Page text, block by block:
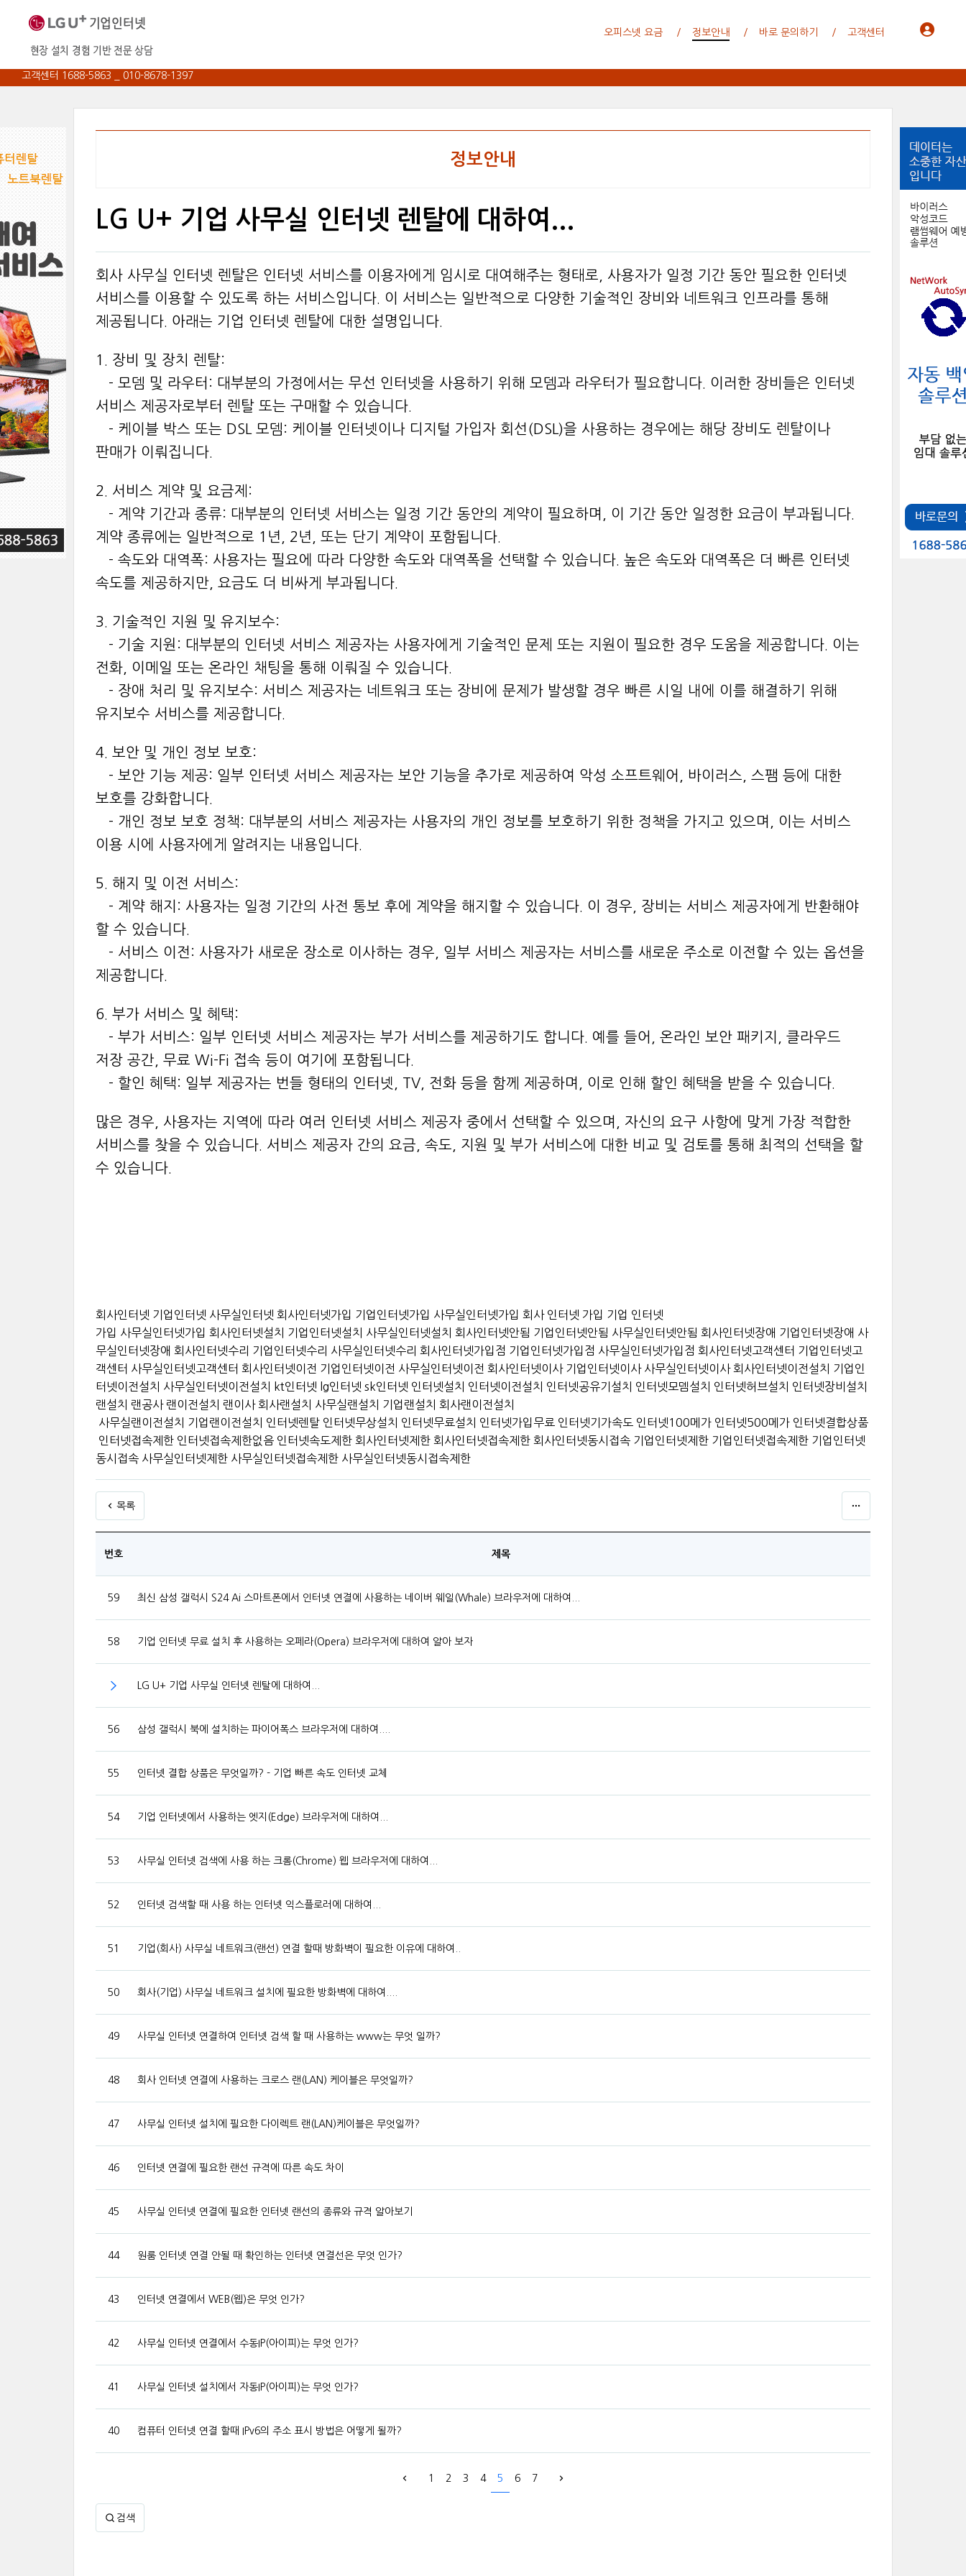
오피스넷 요금 정보안내 바로 문의하기 고객센터
고객센터 1688-5863 _ 010-8678-1397
정보안내
LG U+ 기업 사무실 인터넷 렌탈에 대하여...
회사 사무실 인터넷 렌탈은 인터넷 서비스를 이용자에게 임시로 대여해주는 형태로, 사용자가 일정 기간 동안 필요한 인터넷
서비스를 이용할 수 있도록 하는 서비스입니다. 이 서비스는 일반적으로 다양한 기술적인 장비와 네트워크 인프라를 통해
제공됩니다. 아래는 기업 인터넷 렌탈에 대한 설명입니다.
1. 장비 및 장치 렌탈:
- 모뎀 및 라우터: 대부분의 가정에서는 무선 인터넷을 사용하기 위해 모뎀과 라우터가 필요합니다. 이러한 장비들은 인터넷
서비스 제공자로부터 렌탈 또는 구매할 수 있습니다.
- 케이블 박스 또는 DSL 모뎀: 케이블 인터넷이나 디지털 가입자 회선(DSL)을 사용하는 경우에는 해당 장비도 렌탈이나
판매가 이뤄집니다.
2. 서비스 계약 및 요금제:
- 계약 기간과 종류: 대부분의 인터넷 서비스는 일정 기간 동안의 계약이 필요하며, 이 기간 동안 일정한 요금이 부과됩니다.
계약 종류에는 일반적으로 1년, 2년, 또는 단기 계약이 포함됩니다.
- 속도와 대역폭: 사용자는 필요에 따라 다양한 속도와 대역폭을 선택할 수 있습니다. 높은 속도와 대역폭은 더 빠른 인터넷
속도를 제공하지만, 요금도 더 비싸게 부과됩니다.
3. 기술적인 지원 및 유지보수:
- 기술 지원: 대부분의 인터넷 서비스 제공자는 사용자에게 기술적인 문제 또는 지원이 필요한 경우 도움을 제공합니다. 이는
전화, 이메일 또는 온라인 채팅을 통해 이뤄질 수 있습니다.
- 장애 처리 및 유지보수: 서비스 제공자는 네트워크 또는 장비에 문제가 발생할 경우 빠른 시일 내에 이를 해결하기 위해
유지보수 서비스를 제공합니다.
4. 보안 및 개인 정보 보호:
- 보안 기능 제공: 일부 인터넷 서비스 제공자는 보안 기능을 추가로 제공하여 악성 소프트웨어, 바이러스, 스팸 등에 대한
보호를 강화합니다.
- 개인 정보 보호 정책: 대부분의 서비스 제공자는 사용자의 개인 정보를 보호하기 위한 정책을 가지고 있으며, 이는 서비스
이용 시에 사용자에게 알려지는 내용입니다.
5. 해지 및 이전 서비스:
- 계약 해지: 사용자는 일정 기간의 사전 통보 후에 계약을 해지할 수 있습니다. 이 경우, 장비는 서비스 제공자에게 반환해야
할 수 있습니다.
- 서비스 이전: 사용자가 새로운 장소로 이사하는 경우, 일부 서비스 제공자는 서비스를 새로운 주소로 이전할 수 있는 옵션을
제공합니다.
6. 부가 서비스 및 혜택:
- 부가 서비스: 일부 인터넷 서비스 제공자는 부가 서비스를 제공하기도 합니다. 예를 들어, 온라인 보안 패키지, 클라우드
저장 공간, 무료 Wi-Fi 접속 등이 여기에 포함됩니다.
- 할인 혜택: 일부 제공자는 번들 형태의 인터넷, TV, 전화 등을 함께 제공하며, 이로 인해 할인 혜택을 받을 수 있습니다.
많은 경우, 사용자는 지역에 따라 여러 인터넷 서비스 제공자 중에서 선택할 수 있으며, 자신의 요구 사항에 맞게 가장 적합한
서비스를 찾을 수 있습니다. 서비스 제공자 간의 요금, 속도, 지원 및 부가 서비스에 대한 비교 및 검토를 통해 최적의 선택을 할
수 있습니다.
회사인터넷 기업인터넷 사무실인터넷 회사인터넷가입 기업인터넷가입 사무실인터넷가입 회사 인터넷 가입 기업 인터넷
가입 사무실인터넷가입 회사인터넷설치 기업인터넷설치 사무실인터넷설치 회사인터넷안됨 기업인터넷안됨 사무실인터넷안됨 회사인터넷장애 기업인터넷장애 사
무실인터넷장애 회사인터넷수리 기업인터넷수리 사무실인터넷수리 회사인터넷가입점 기업인터넷가입점 사무실인터넷가입점 회사인터넷고객센터 기업인터넷고
객센터 사무실인터넷고객센터 회사인터넷이전 기업인터넷이전 사무실인터넷이전 회사인터넷이사 기업인터넷이사 사무실인터넷이사 회사인터넷이전설치 기업인
터넷이전설치 사무실인터넷이전설치 kt인터넷 lg인터넷 sk인터넷 인터넷설치 인터넷이전설치 인터넷공유기설치 인터넷모뎀설치 인터넷허브설치 인터넷장비설치
랜설치 랜공사 랜이전설치 랜이사 회사랜설치 사무실랜설치 기업랜설치 회사랜이전설치
사무실랜이전설치 기업랜이전설치 인터넷렌탈 인터넷무상설치 인터넷무료설치 인터넷가입무료 인터넷기가속도 인터넷100메가 인터넷500메가 인터넷결합상품
인터넷접속제한 인터넷접속제한없음 인터넷속도제한 회사인터넷제한 회사인터넷접속제한 회사인터넷동시접속 기업인터넷제한 기업인터넷접속제한 기업인터넷
동시접속 사무실인터넷제한 사무실인터넷접속제한 사무실인터넷동시접속제한
목록
번호 제목
59 최신 삼성 갤럭시 S24 Ai 스마트폰에서 인터넷 연결에 사용하는 네이버 웨일(Whale) 브라우저에 대하여...
58 기업 인터넷 무료 설치 후 사용하는 오페라(Opera) 브라우저에 대하여 알아 보자
LG U+ 기업 사무실 인터넷 렌탈에 대하여...
56 삼성 갤럭시 북에 설치하는 파이어폭스 브라우저에 대하여....
55 인터넷 결합 상품은 무엇일까? - 기업 빠른 속도 인터넷 교체
54 기업 인터넷에서 사용하는 엣지(Edge) 브라우저에 대하여...
53 사무실 인터넷 검색에 사용 하는 크롬(Chrome) 웹 브라우저에 대하여...
52 인터넷 검색할 때 사용 하는 인터넷 익스플로러에 대하여...
51 기업(회사) 사무실 네트워크(랜선) 연결 할때 방화벽이 필요한 이유에 대하여..
50 회사(기업) 사무실 네트워크 설치에 필요한 방화벽에 대하여....
49 사무실 인터넷 연결하여 인터넷 검색 할 때 사용하는 www는 무엇 일까?
48 회사 인터넷 연결에 사용하는 크로스 랜(LAN) 케이블은 무엇일까?
47 사무실 인터넷 설치에 필요한 다이렉트 랜(LAN)케이블은 무엇일까?
46 인터넷 연결에 필요한 랜선 규격에 따른 속도 차이
45 사무실 인터넷 연결에 필요한 인터넷 랜선의 종류와 규격 알아보기
44 원룸 인터넷 연결 안될 때 확인하는 인터넷 연결선은 무엇 인가?
43 인터넷 연결에서 WEB(웹)은 무엇 인가?
42 사무실 인터넷 연결에서 수동IP(아이피)는 무엇 인가?
41 사무실 인터넷 설치에서 자동IP(아이피)는 무엇 인가?
40 컴퓨터 인터넷 연결 할때 IPv6의 주소 표시 방법은 어떻게 될까?
1 2 3 4 5 6 7
검색